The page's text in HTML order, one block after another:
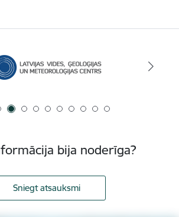
bija noderīga?
Sniegt atsauksmi